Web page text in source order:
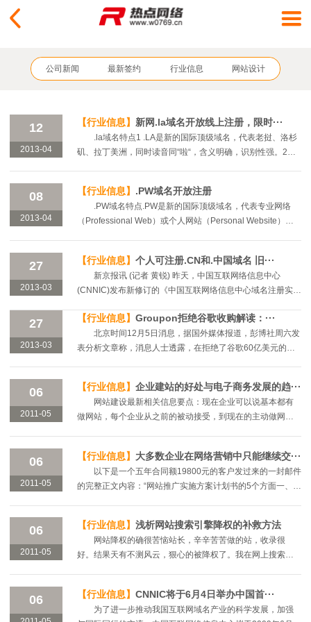
公司新闻 最新签约 行业信息 网站设计
12
2013-04
【行业信息】 新网.la域名开放线上注册，限时···
.la域名特点1 .LA是新的国际顶级域名，代表老挝、洛杉
矶、拉丁美洲，同时读音同“啦“，含义明确，识别性强。2
08
2013-04
【行业信息】 .PW域名开放注册
.PW域名特点.PW是新的国际顶级域名，代表专业网络
（Professional Web）或个人网站（Personal Website），
···
27
2013-03
【行业信息】 个人可注册.CN和.中国域名 旧···
新京报讯 (记者 黄锐) 昨天，中国互联网络信息中心
(CNNIC)发布新修订的《中国互联网络信息中心域名注册实施
级域名在内的互联网域名···
27
2013-03
【行业信息】 Groupon拒绝谷歌收购解读：···
北京时间12月5日消息，据国外媒体报道，彭博社周六发
表分析文章称，消息人士透露，在拒绝了谷歌60亿美元的收
06
2011-05
【行业信息】 企业建站的好处与电子商务发展的趋···
网站建设最新相关信息要点：现在企业可以说基本都有
做网站，每个企业从之前的被动接受，到现在的主动做网
06
2011-05
【行业信息】 大多数企业在网络营销中只能继续交···
以下是一个五年合同额19800元的客户发过来的一封邮件
的完整正文内容：“网站推广实施方案计划书的5个方面一、网
06
2011-05
【行业信息】 浅析网站搜索引擎降权的补救方法
网站降权的确很苦恼站长，辛辛苦苦做的站，收录很
好。结果天有不测风云，狠心的被降权了。我在网上搜索了
06 【行业信息】 CNNIC将于6月4日举办中国首···
为了进一步推动我国互联网域名产业的科学发展，加强